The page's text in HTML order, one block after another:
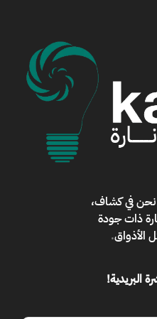
نحن في كشاف،
ذات جودة
الأذواق.
البريدية!